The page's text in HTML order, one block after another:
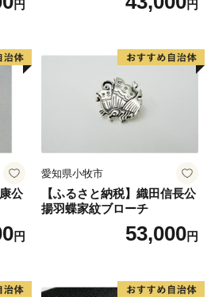
。
ただいた方に返礼品をお贈りし
れば複数の返礼品をお選びいた
ません。
は市外住民に限ります。
国内に限ります。
円 円
公
円
愛知県小牧市
【ふるさと納税】織田信長公
揚羽蝶家紋ブローチ
53,000円